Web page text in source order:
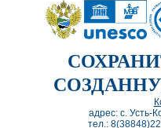
адрес: с. Усть-
тел.: